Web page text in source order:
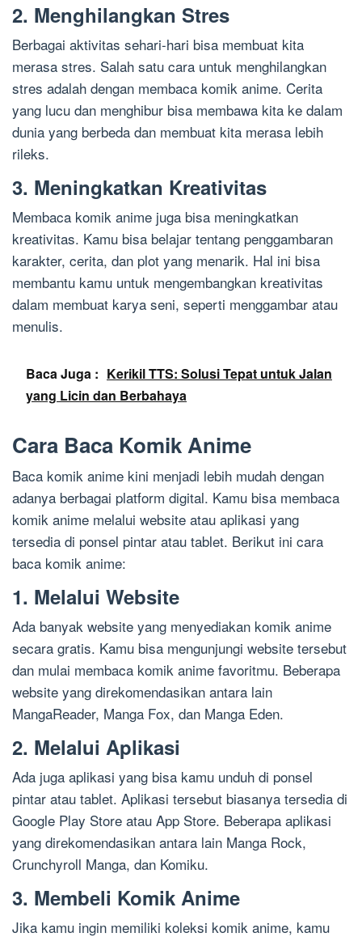
2. Menghilangkan Stres
Berbagai aktivitas sehari-hari bisa membuat kita
merasa stres. Salah satu cara untuk menghilangkan
stres adalah dengan membaca komik anime. Cerita
yang lucu dan menghibur bisa membawa kita ke dalam
dunia yang berbeda dan membuat kita merasa lebih
rileks.
3. Meningkatkan Kreativitas
Membaca komik anime juga bisa meningkatkan
kreativitas. Kamu bisa belajar tentang penggambaran
karakter, cerita, dan plot yang menarik. Hal ini bisa
membantu kamu untuk mengembangkan kreativitas
dalam membuat karya seni, seperti menggambar atau
menulis.
Baca Juga : Kerikil TTS: Solusi Tepat untuk Jalan
yang Licin dan Berbahaya
Cara Baca Komik Anime
Baca komik anime kini menjadi lebih mudah dengan
adanya berbagai platform digital. Kamu bisa membaca
komik anime melalui website atau aplikasi yang
tersedia di ponsel pintar atau tablet. Berikut ini cara
baca komik anime:
1. Melalui Website
Ada banyak website yang menyediakan komik anime
secara gratis. Kamu bisa mengunjungi website tersebut
dan mulai membaca komik anime favoritmu. Beberapa
website yang direkomendasikan antara lain
MangaReader, Manga Fox, dan Manga Eden.
2. Melalui Aplikasi
Ada juga aplikasi yang bisa kamu unduh di ponsel
pintar atau tablet. Aplikasi tersebut biasanya tersedia di
Google Play Store atau App Store. Beberapa aplikasi
yang direkomendasikan antara lain Manga Rock,
Crunchyroll Manga, dan Komiku.
3. Membeli Komik Anime
Jika kamu ingin memiliki koleksi komik anime, kamu